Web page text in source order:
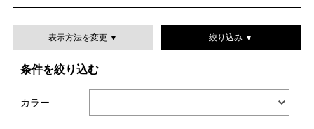
表示方法を変更 ▼ 絞り込み ▼
条件を絞り込む
カラー